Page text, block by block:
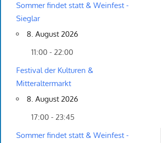
Sommer findet statt & Weinfest -
Sieglar
8. August 2026
11:00 - 22:00
Festival der Kulturen &
Mitteraltermarkt
8. August 2026
17:00 - 23:45
Sommer findet statt & Weinfest -